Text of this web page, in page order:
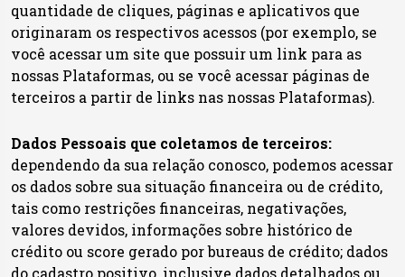
quantidade de cliques, páginas e aplicativos que
originaram os respectivos acessos (por exemplo, se
você acessar um site que possuir um link para as
nossas Plataformas, ou se você acessar páginas de
terceiros a partir de links nas nossas Plataformas).
Dados Pessoais que coletamos de terceiros:
dependendo da sua relação conosco, podemos acessar
os dados sobre sua situação financeira ou de crédito,
tais como restrições financeiras, negativações,
valores devidos, informações sobre histórico de
crédito ou score gerado por bureaus de crédito; dados
do cadastro positivo, inclusive dados detalhados ou